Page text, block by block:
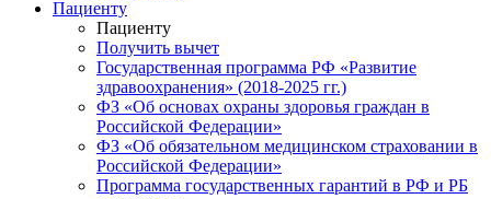
Пациенту
Пациенту
Получить вычет
Государственная программа РФ «Развитие
здравоохранения» (2018-2025 гг.)
ФЗ «Об основах охраны здоровья граждан в
Российской Федерации»
ФЗ «Об обязательном медицинском страховании в
Российской Федерации»
Программа государственных гарантий в РФ и РБ